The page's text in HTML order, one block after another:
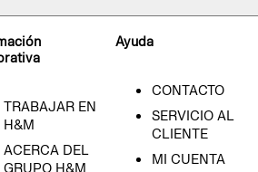
TRABAJAR EN
H&M
ACERCA DEL
GRUPO H&M
Ayuda
CONTACTO
SERVICIO AL
CLIENTE
MI CUENTA